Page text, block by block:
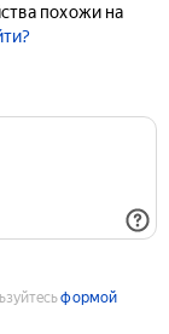
похожи на
формой